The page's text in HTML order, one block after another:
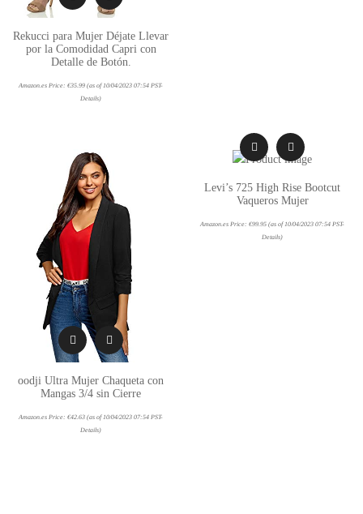
Rekucci para Mujer Déjate Llevar
por la Comodidad Capri con
Detalle de Botón.
Amazon.es Price: €35.99 (as of 10/04/2023 07:54 PST-
Details)
oodji Ultra Mujer Chaqueta con
Mangas 3/4 sin Cierre
Amazon.es Price: €42.63 (as of 10/04/2023 07:54 PST-
Details)
Levi’s 725 High Rise Bootcut
Vaqueros Mujer
Amazon.es Price: €99.95 (as of 10/04/2023 07:54 PST-
Details)